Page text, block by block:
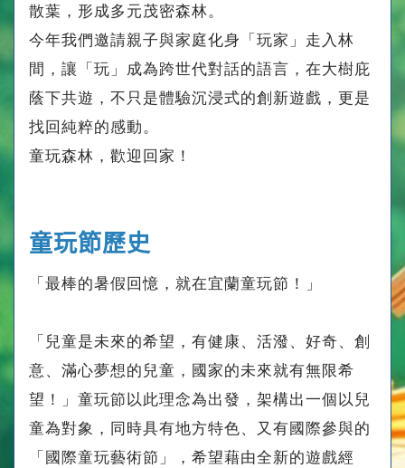
散葉，形成多元茂密森林。
今年我們邀請親子與家庭化身「玩家」走入林
間，讓「玩」成為跨世代對話的語言，在大樹庇
蔭下共遊，不只是體驗沉浸式的創新遊戲，更是
找回純粹的感動。
童玩森林，歡迎回家！
童玩節歷史
「最棒的暑假回憶，就在宜蘭童玩節！」
「兒童是未來的希望，有健康、活潑、好奇、創
意、滿心夢想的兒童，國家的未來就有無限希
望！」童玩節以此理念為出發，架構出一個以兒
童為對象，同時具有地方特色、又有國際參與的
「國際童玩藝術節」，希望藉由全新的遊戲經